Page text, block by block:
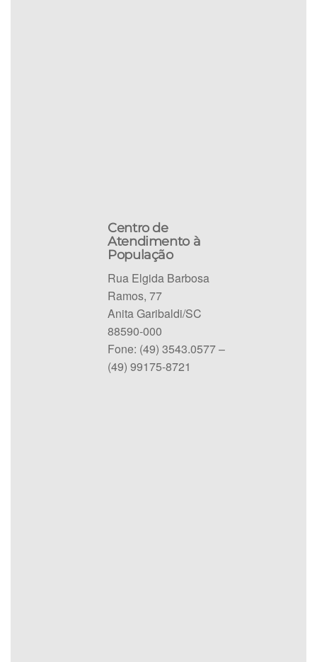
Centro de
Atendimento à
População
Rua Elgida Barbosa
Ramos, 77
Anita Garibaldi/SC
88590-000
Fone: (49) 3543.0577 –
(49) 99175-8721